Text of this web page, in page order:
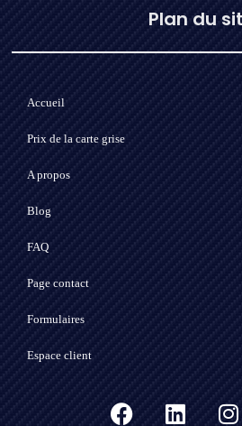
Plan du
Accueil
Prix de la carte grise
A propos
Blog
FAQ
Page contact
Formulaires
Espace client